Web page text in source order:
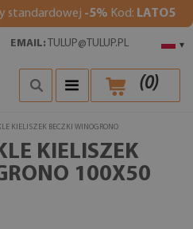
standardowej -5% Kod: LATO5
▾
EMAIL: TULUP@TULUP.PL
(0)
KIELISZEK BECZKI WINOGRONO
KIELISZEK
100X50